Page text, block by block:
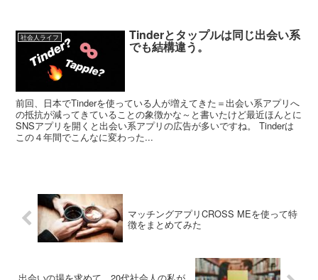
社会人ライフ Tinderとタップルは同じ出会い系
でも結構違う。
前回、日本でTinderを使っている人が増えてきた＝出会い系アプリへ
の抵抗が減ってきていることの象徴かな～と書いたけど最近ほんとに
SNSアプリを開くと出会い系アプリの広告が多いですね。 Tinderは
この４年間でこんなに変わった...
マッチングアプリCROSS MEを使って特
徴をまとめてみた